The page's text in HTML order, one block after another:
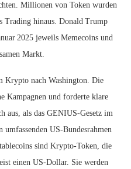
Millionen von Token wurden
Trading hinaus. Donald Trump
2025 jeweils Memecoins und
Markt.
Krypto nach Washington. Die
Kampagnen und forderte klare
aus, als das GENIUS‑Gesetz im
US‑Bundesrahmen
sind Krypto‑Token, die
einen US‑Dollar. Sie werden